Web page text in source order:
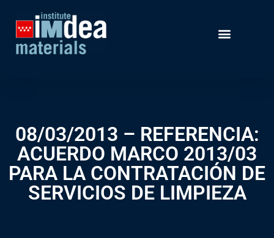
08/03/2013 – REFERENCIA:
ACUERDO MARCO 2013/03
PARA LA CONTRATACIÓN DE
SERVICIOS DE LIMPIEZA